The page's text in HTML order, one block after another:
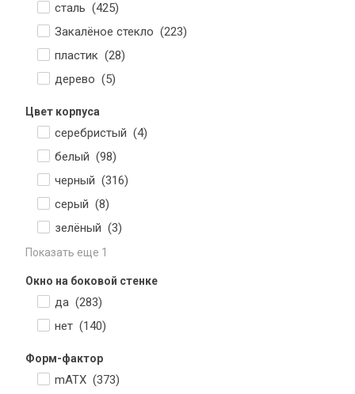
сталь (425)
Закалёное стекло (223)
пластик (28)
дерево (5)
Цвет корпуса
серебристый (4)
белый (98)
черный (316)
серый (8)
зелёный (3)
Показать еще 1
Окно на боковой стенке
да (283)
нет (140)
Форм-фактор
mATX (373)